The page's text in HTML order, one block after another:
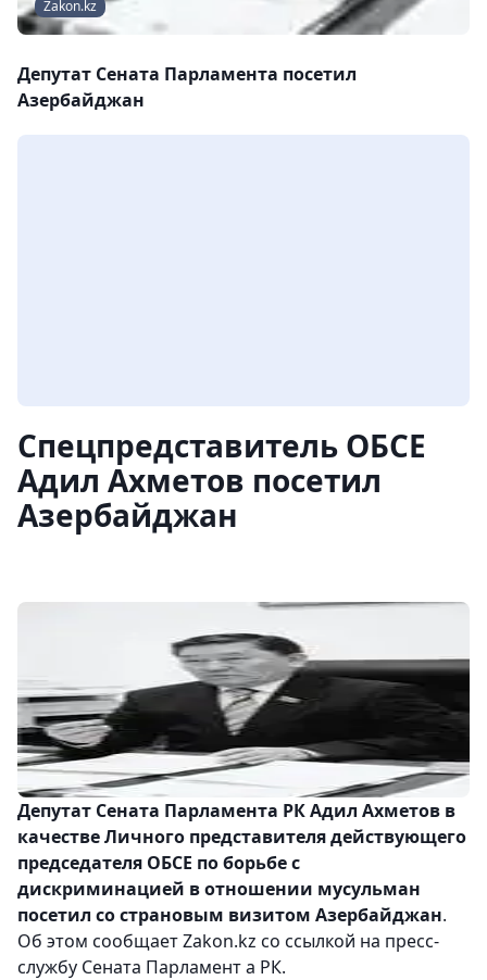
Zakon.kz
Депутат Сената Парламента посетил
Азербайджан
Спецпредставитель ОБСЕ
Адил Ахметов посетил
Азербайджан
Депутат Сената Парламента РК Адил Ахметов в
качестве Личного представителя действующего
председателя ОБСЕ по борьбе с
дискриминацией в отношении мусульман
посетил со страновым визитом Азербайджан.
Об этом сообщает Zakon.kz со ссылкой на пресс-
службу Сената Парламент а РК.